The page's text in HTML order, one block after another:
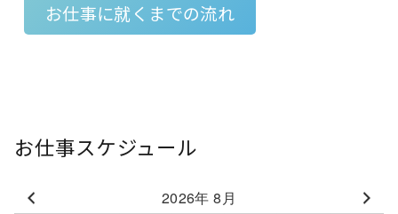
お仕事に就くまでの流れ
お仕事スケジュール
2026年 8月